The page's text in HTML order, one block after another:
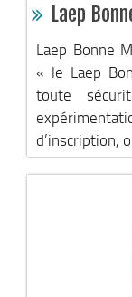
Culture, sports &
Terre de jeux
Equipements
Matacena :
La Mure Cinéma
Maison Messiaen
Piscine
Laep
Laep Bonne
« le Laep
toute
d’inscription,